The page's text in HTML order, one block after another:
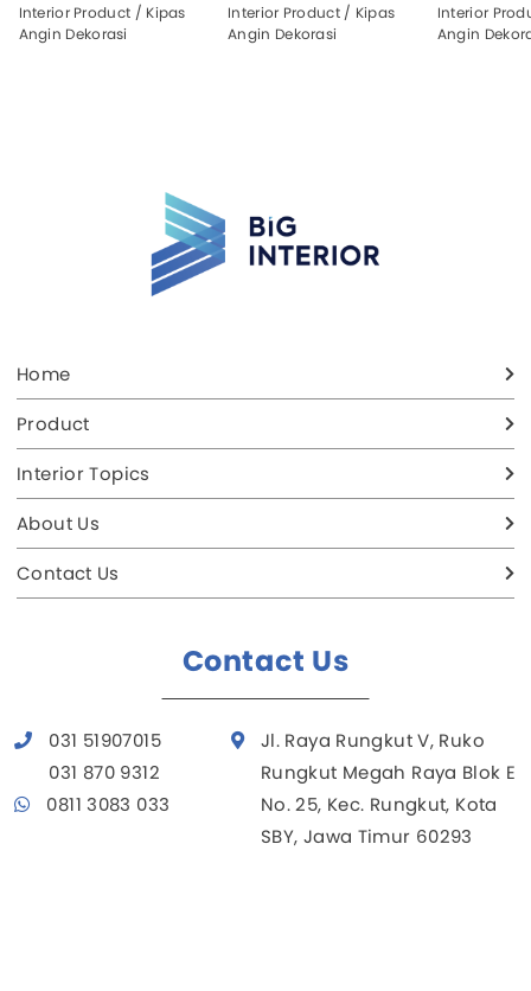
Interior Product / Kipas
Angin Dekorasi
Interior Product / Kipas
Angin Dekorasi
Interior
Angin
Home
Product
Interior Topics
About Us
Contact Us
Contact Us
031 51907015
031 870 9312
0811 3083 033
Jl. Raya Rungkut V, Ruko
Rungkut Megah Raya Blok E
No. 25, Kec. Rungkut, Kota
SBY, Jawa Timur 60293